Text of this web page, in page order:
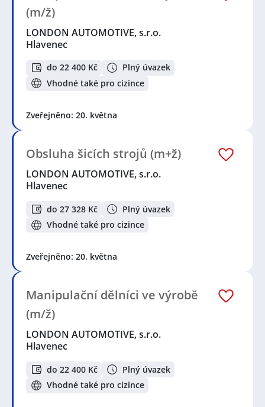
(m/ž)
LONDON AUTOMOTIVE, s.r.o.
Hlavenec
do 22 400 Kč
Plný úvazek
Vhodné také pro cizince
Zveřejněno: 20. května
Obsluha šicích strojů (m+ž)
LONDON AUTOMOTIVE, s.r.o.
Hlavenec
do 27 328 Kč
Plný úvazek
Vhodné také pro cizince
Zveřejněno: 20. května
Manipulační dělníci ve výrobě
(m/ž)
LONDON AUTOMOTIVE, s.r.o.
Hlavenec
do 22 400 Kč
Plný úvazek
Vhodné také pro cizince